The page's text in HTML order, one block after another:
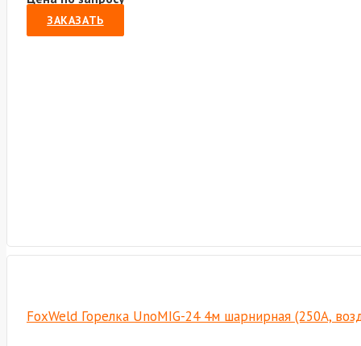
ЗАКАЗАТЬ
FoxWeld Горелка UnoMIG-24 4м шарнирная (250А,